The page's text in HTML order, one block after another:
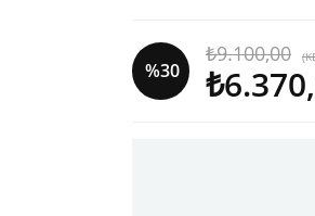
%30
₺9.100,00